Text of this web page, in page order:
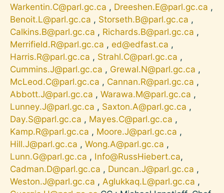
Warkentin.C@parl.gc.ca , Dreeshen.E@parl.gc.ca ,
Benoit.L@parl.gc.ca , Storseth.B@parl.gc.ca ,
Calkins.B@parl.gc.ca , Richards.B@parl.gc.ca ,
Merrifield.R@parl.gc.ca , ed@edfast.ca ,
Harris.R@parl.gc.ca , Strahl.C@parl.gc.ca ,
Cummins.J@parl.gc.ca , Grewal.N@parl.gc.ca ,
McLeod.C@parl.gc.ca , Cannan.R@parl.gc.ca ,
Abbott.J@parl.gc.ca , Warawa.M@parl.gc.ca ,
Lunney.J@parl.gc.ca , Saxton.A@parl.gc.ca ,
Day.S@parl.gc.ca , Mayes.C@parl.gc.ca ,
Kamp.R@parl.gc.ca , Moore.J@parl.gc.ca ,
Hill.J@parl.gc.ca , Wong.A@parl.gc.ca ,
Lunn.G@parl.gc.ca , Info@RussHiebert.ca,
Cadman.D@parl.gc.ca , Duncan.J@parl.gc.ca ,
Weston.J@parl.gc.ca , Aglukkaq.L@parl.gc.ca ,